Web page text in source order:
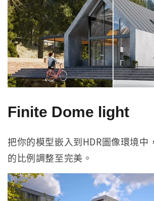
Finite Dome light
把你的模型嵌入到HDR圖像環境中
的比例調整至完美。